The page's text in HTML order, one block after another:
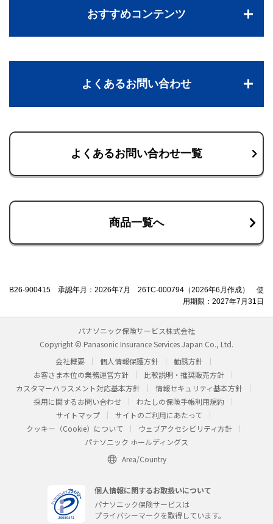
おすすめコンテンツ
よくあるお問い合わせ
よくあるお問い合わせ一覧
商品一覧へ
B26-900415 承認年月：2026年7月 26TC-000794（2026年6月作成） 使
用期限：2027年7月31日
パナソニック保険サービス株式会社
Copyright © Panasonic Insurance Services Japan Co., Ltd.
会社概要
個人情報保護方針
勧誘方針
お客さま本位の業務運営方針
比較説明・推奨販売方針
カスタマーハラスメント対応基本方針
情報セキュリティ基本方針
採用に関するお問い合わせ
わたしの保険手帳利用規約
サイトマップ
サイトのご利用にあたって
クッキー（Cookie）について
ウェブアクセシビリティ方針
パナソニック ホールディングス
Area/Country
個人情報に関するお取扱いについて
パナソニック保険サービスは
プライバシーマークを取得しています。